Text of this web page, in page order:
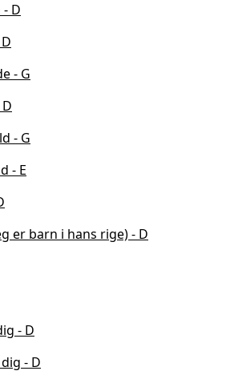
D
- G
- G
- E
er barn i hans rige) - D
- D
- D